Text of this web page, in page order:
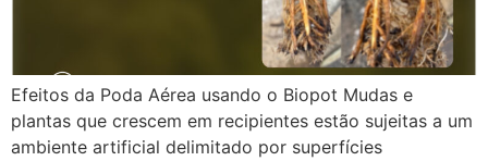
Efeitos da Poda Aérea usando o Biopot Mudas e
plantas que crescem em recipientes estão sujeitas a um
ambiente artificial delimitado por superfícies